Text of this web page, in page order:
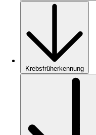
Krebsfrüherkennung